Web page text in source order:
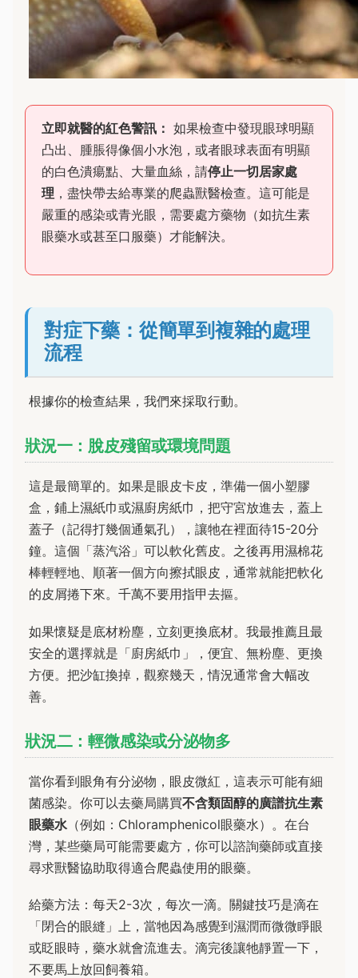
立即就醫的紅色警訊： 如果檢查中發現眼球明顯
凸出、腫脹得像個小水泡，或者眼球表面有明顯
的白色潰瘍點、大量血絲，請停止一切居家處
理 ，盡快帶去給專業的爬蟲獸醫檢查。這可能是
嚴重的感染或青光眼，需要處方藥物（如抗生素
眼藥水或甚至口服藥）才能解決。
對症下藥：從簡單到複雜的處理
流程
根據你的檢查結果，我們來採取行動。
狀況一：脫皮殘留或環境問題
這是最簡單的。如果是眼皮卡皮，準備一個小塑膠
盒，鋪上濕紙巾或濕廚房紙巾，把守宮放進去，蓋上
蓋子（記得打幾個通氣孔），讓牠在裡面待15-20分
鐘。這個「蒸汽浴」可以軟化舊皮。之後再用濕棉花
棒輕輕地、順著一個方向擦拭眼皮，通常就能把軟化
的皮屑捲下來。千萬不要用指甲去摳。
如果懷疑是底材粉塵，立刻更換底材。我最推薦且最
安全的選擇就是「廚房紙巾」，便宜、無粉塵、更換
方便。把沙缸換掉，觀察幾天，情況通常會大幅改
善。
狀況二：輕微感染或分泌物多
當你看到眼角有分泌物，眼皮微紅，這表示可能有細
菌感染。你可以去藥局購買不含類固醇的廣譜抗生素
眼藥水 （例如：Chloramphenicol眼藥水）。在台
灣，某些藥局可能需要處方，你可以諮詢藥師或直接
尋求獸醫協助取得適合爬蟲使用的眼藥。
給藥方法：每天2-3次，每次一滴。關鍵技巧是滴在
「閉合的眼縫」上，當牠因為感覺到濕潤而微微睜眼
或眨眼時，藥水就會流進去。滴完後讓牠靜置一下，
不要馬上放回飼養箱。